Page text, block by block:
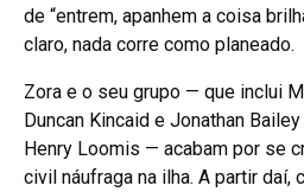
de “entrem, apanhem a coisa
claro, nada corre como planeado.
Zora e o seu grupo — que inclui
Duncan Kincaid e Jonathan
Henry Loomis — acabam por se
civil náufraga na ilha. A partir daí,